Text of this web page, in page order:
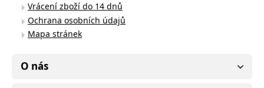
Vrácení zboží do 14 dnů
Ochrana osobních údajů
Mapa stránek
O nás